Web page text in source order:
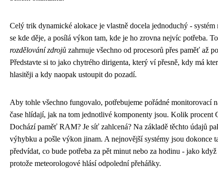
Celý trik dynamické alokace je vlastně docela jednoduchý - systém
se kde děje, a posílá výkon tam, kde je ho zrovna nejvíc potřeba.
rozdělování zdrojů zahrnuje všechno od procesorů přes paměť až
Představte si to jako chytrého dirigenta, který ví přesně, kdy má
hlasitěji a kdy naopak ustoupit do pozadí.
Aby tohle všechno fungovalo, potřebujeme pořádné monitorovací
čase hlídají, jak na tom jednotlivé komponenty jsou. Kolik procent
Dochází paměť RAM? Je síť zahlcená? Na základě těchto údajů
výhybku a pošle výkon jinam. A nejnovější systémy jsou dokonce
předvídat, co bude potřeba za pět minut nebo za hodinu - jako když
protože meteorologové hlásí odpolední přeháňky.